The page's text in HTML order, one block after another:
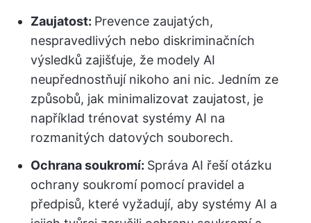
Zaujatost: Prevence zaujatých,
nespravedlivých nebo diskriminačních
výsledků zajišťuje, že modely AI
neupřednostňují nikoho ani nic. Jedním ze
způsobů, jak minimalizovat zaujatost, je
například trénovat systémy AI na
rozmanitých datových souborech.
Ochrana soukromí: Správa AI řeší otázku
ochrany soukromí pomocí pravidel a
předpisů, které vyžadují, aby systémy AI a